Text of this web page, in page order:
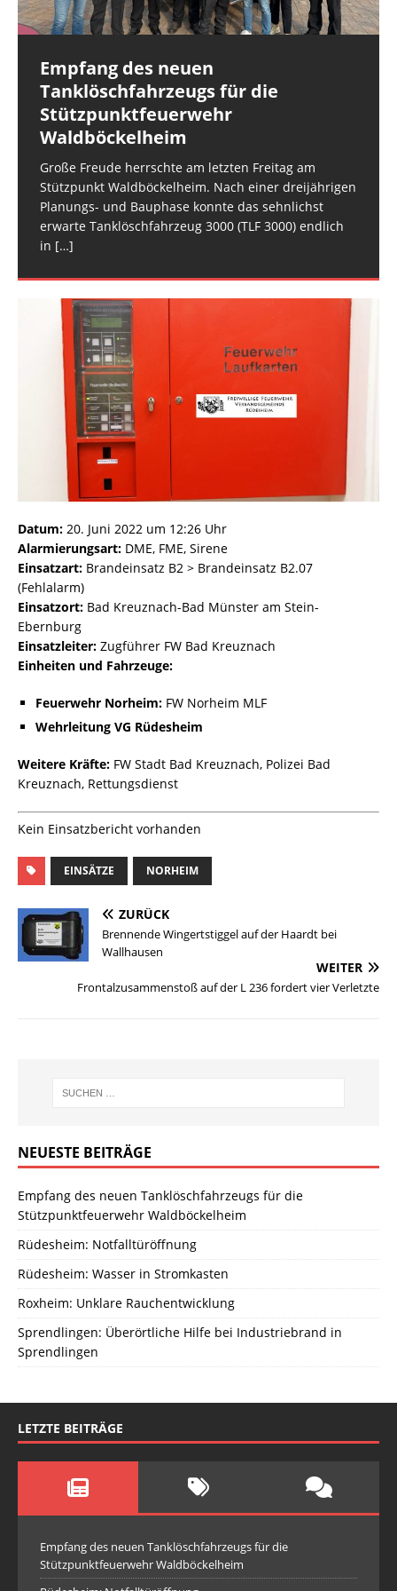
Empfang des neuen
Tanklöschfahrzeugs für die
Stützpunktfeuerwehr
Waldböckelheim
Große Freude herrschte am letzten Freitag am
Stützpunkt Waldböckelheim. Nach einer dreijährigen
Planungs- und Bauphase konnte das sehnlichst
erwarte Tanklöschfahrzeug 3000 (TLF 3000) endlich
in […]
Rüdesheim: Notfalltüröffnung
Datum: 5. August 2026 um
08:41 UhrAlarmierungsart: DME,
GroupAlarmEinsatzart: Hilfeleistungseinsatz H2 >
NahestraßeEinsatzleiter: Wehrleiter VG
RüdesheimEinheiten und Fahrzeuge: Einsatzgruppe
DLZ: Einsatzgruppe DLZ mit[…]
Fahrzeuge: Feuerwehr Rüdesheim: FW […]
Wehrleiter-Stellvertreter 2 VG RüdesheimEinheiten
und Fahrzeuge:[…]
Fahrzeuge: Feuerwehr Hargesheim-Roxheim: FW
Hargesheim-Roxheim LF 20 KatS[…]
Datum: 20. Juni 2022 um 12:26 Uhr
Alarmierungsart: DME, FME, Sirene
Einsatzart: Brandeinsatz B2 > Brandeinsatz B2.07
(Fehlalarm)
Einsatzort: Bad Kreuznach-Bad Münster am Stein-
Ebernburg
Einsatzleiter: Zugführer FW Bad Kreuznach
Einheiten und Fahrzeuge:
Feuerwehr Norheim: FW Norheim MLF
Wehrleitung VG Rüdesheim
Weitere Kräfte: FW Stadt Bad Kreuznach, Polizei Bad
Kreuznach, Rettungsdienst
Kein Einsatzbericht vorhanden
EINSÄTZE NORHEIM
ZURÜCK
Brennende Wingertstiggel auf der Haardt bei
Wallhausen
WEITER
Frontalzusammenstoß auf der L 236 fordert vier Verletzte
NEUESTE BEITRÄGE
Empfang des neuen Tanklöschfahrzeugs für die
Stützpunktfeuerwehr Waldböckelheim
Rüdesheim: Notfalltüröffnung
Rüdesheim: Wasser in Stromkasten
Roxheim: Unklare Rauchentwicklung
Sprendlingen: Überörtliche Hilfe bei Industriebrand in
Sprendlingen
LETZTE BEITRÄGE
Empfang des neuen Tanklöschfahrzeugs für die
Stützpunktfeuerwehr Waldböckelheim